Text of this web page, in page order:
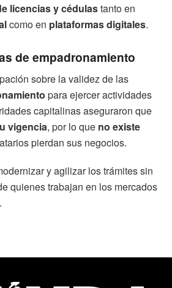
licencias y cédulastanto en
como en plataformas digitales.
de empadronamiento
sobre la validez de las
para ejercer actividades
capitalinas aseguraron que
vigencia, por lo que no existe
pierdan sus negocios.
y agilizar los trámites sin
quienes trabajan en los mercados